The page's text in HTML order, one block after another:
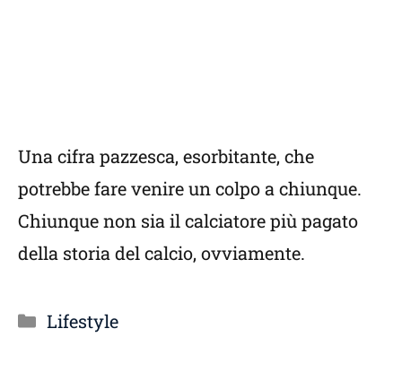
Una cifra pazzesca, esorbitante, che
potrebbe fare venire un colpo a chiunque.
Chiunque non sia il calciatore più pagato
della storia del calcio, ovviamente.
Categorie
Lifestyle